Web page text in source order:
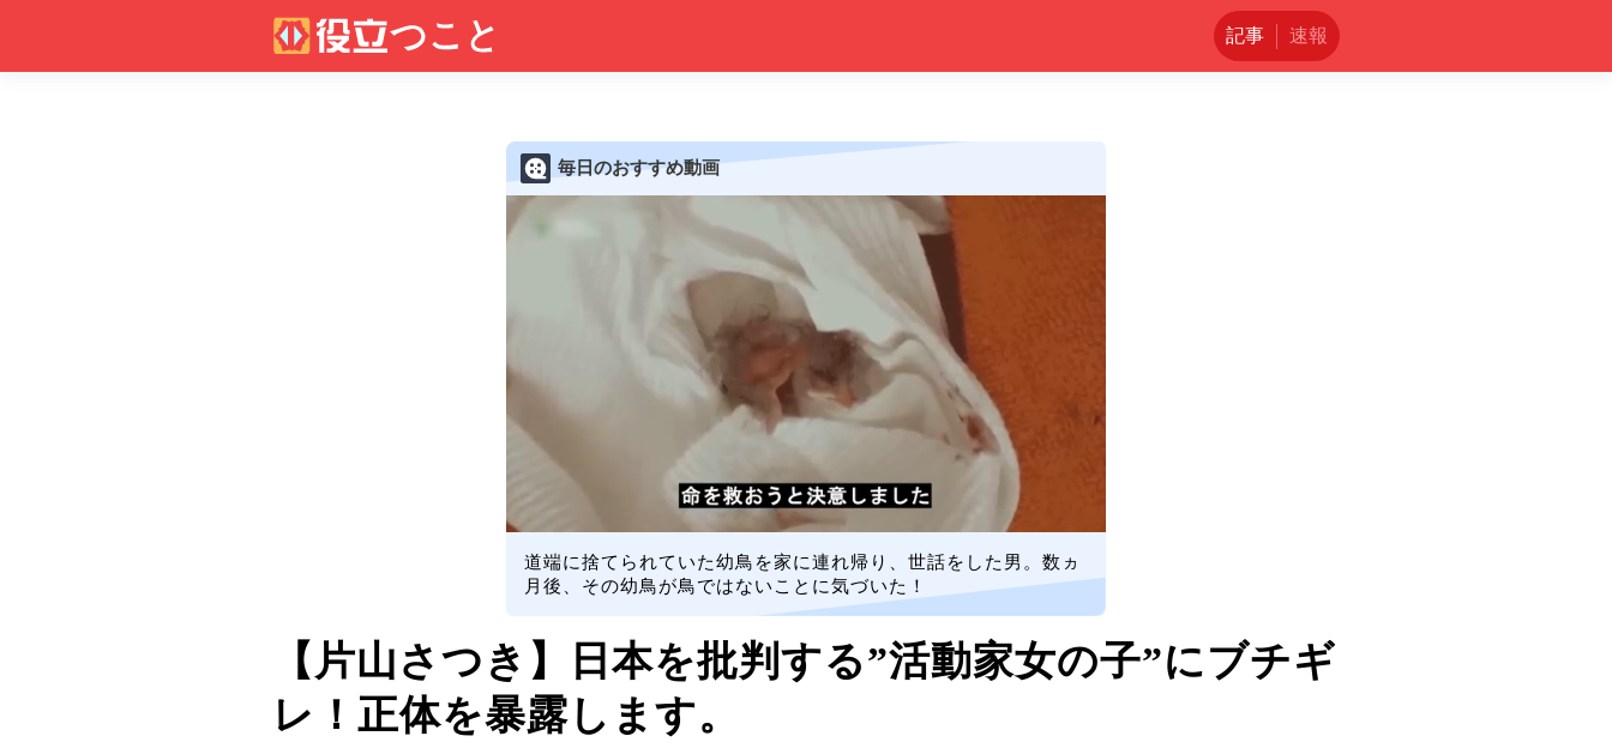
記事 速報
毎日のおすすめ動画
道端に捨てられていた幼鳥を家に連れ帰り、世話をした男。数ヵ
月後、その幼鳥が鳥ではないことに気づいた！
【片山さつき】日本を批判する”活動家女の子”にブチギ
レ！正体を暴露します。